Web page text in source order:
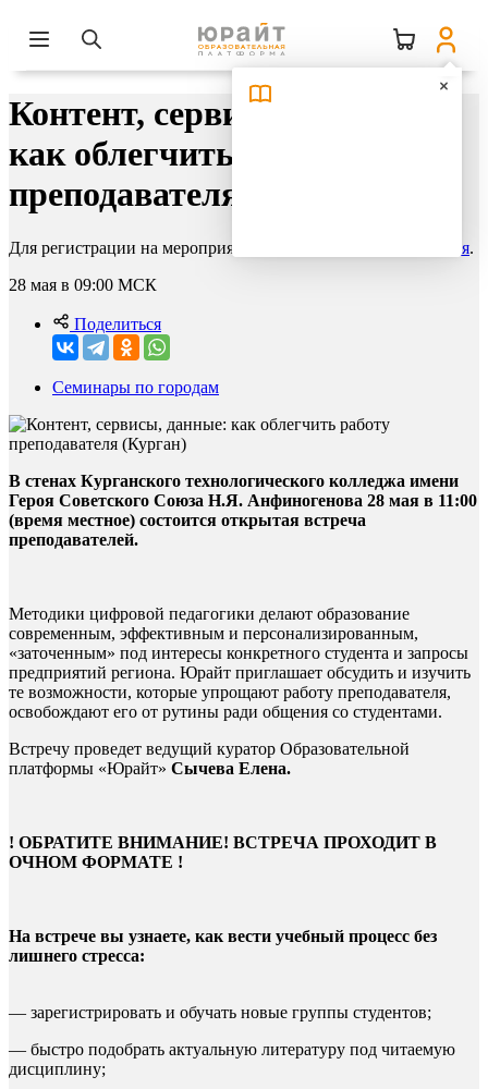
Контент, сервисы, данные:
как облегчить работу
преподавателя (Курган)
Для регистрации на мероприятие необходимо авторизоваться.
28 мая в 09:00 МСК
Поделиться
Семинары по городам
В стенах Курганского технологического колледжа имени
Героя Советского Союза Н.Я. Анфиногенова 28 мая в 11:00
(время местное) состоится открытая встреча
преподавателей.
Методики цифровой педагогики делают образование
современным, эффективным и персонализированным,
«заточенным» под интересы конкретного студента и запросы
предприятий региона. Юрайт приглашает обсудить и изучить
те возможности, которые упрощают работу преподавателя,
освобождают его от рутины ради общения со студентами.
Встречу проведет ведущий куратор Образовательной
платформы «Юрайт» Сычева Елена.
! ОБРАТИТЕ ВНИМАНИЕ! ВСТРЕЧА ПРОХОДИТ В
ОЧНОМ ФОРМАТЕ !
На встрече вы узнаете, как вести учебный процесс без
лишнего стресса:
— зарегистрировать и обучать новые группы студентов;
— быстро подобрать актуальную литературу под читаемую
дисциплину;